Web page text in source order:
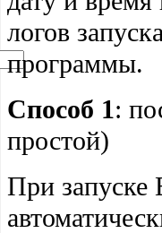
логов
программы.
Способ 1:
простой)
При запуске